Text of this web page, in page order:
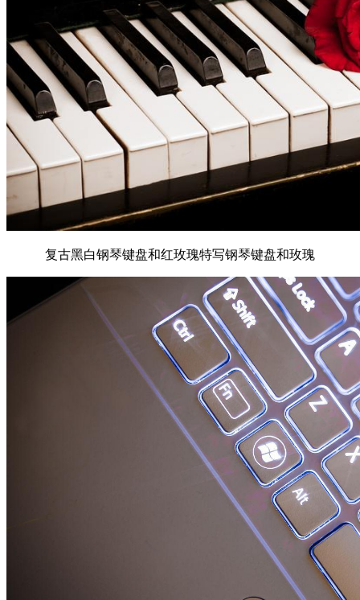
复古黑白钢琴键盘和红玫瑰特写钢琴键盘和玫瑰